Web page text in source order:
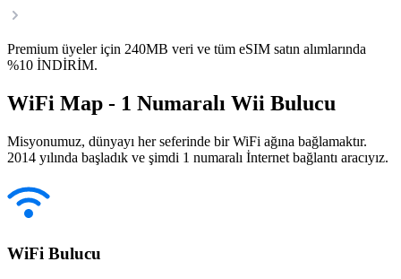
Premium üyeler için 240MB veri ve tüm eSIM satın alımlarında
%10 İNDİRİM.
WiFi Map - 1 Numaralı Wii Bulucu
Misyonumuz, dünyayı her seferinde bir WiFi ağına bağlamaktır.
2014 yılında başladık ve şimdi 1 numaralı İnternet bağlantı aracıyız.
WiFi Bulucu